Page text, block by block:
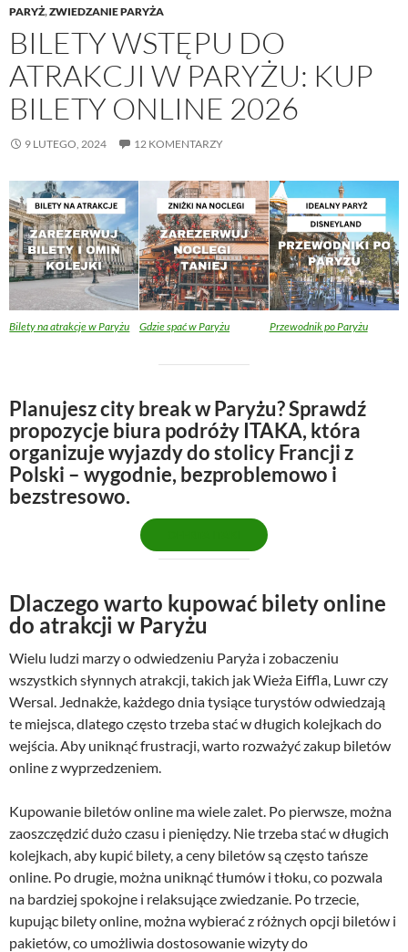
PARYŻ,ZWIEDZANIE PARYŻA
BILETY WSTĘPU DO
ATRAKCJI W PARYŻU: KUP
BILETY ONLINE 2026
9 LUTEGO, 2024 12 KOMENTARZY
Bilety na atrakcje w Paryżu Gdzie spać w Paryżu Przewodnik po Paryżu
Planujesz city break w Paryżu? Sprawdź
propozycje biura podróży ITAKA, która
organizuje wyjazdy do stolicy Francji z
Polski – wygodnie, bezproblemowo i
bezstresowo.
Dlaczego warto kupować bilety online
do atrakcji w Paryżu
Wielu ludzi marzy o odwiedzeniu Paryża i zobaczeniu
wszystkich słynnych atrakcji, takich jak Wieża Eiffla, Luwr czy
Wersal. Jednakże, każdego dnia tysiące turystów odwiedzają
te miejsca, dlatego często trzeba stać w długich kolejkach do
wejścia. Aby uniknąć frustracji, warto rozważyć zakup biletów
online z wyprzedzeniem.
Kupowanie biletów online ma wiele zalet. Po pierwsze, można
zaoszczędzić dużo czasu i pieniędzy. Nie trzeba stać w długich
kolejkach, aby kupić bilety, a ceny biletów są często tańsze
online. Po drugie, można uniknąć tłumów i tłoku, co pozwala
na bardziej spokojne i relaksujące zwiedzanie. Po trzecie,
kupując bilety online, można wybierać z różnych opcji biletów i
pakietów, co umożliwia dostosowanie wizyty do